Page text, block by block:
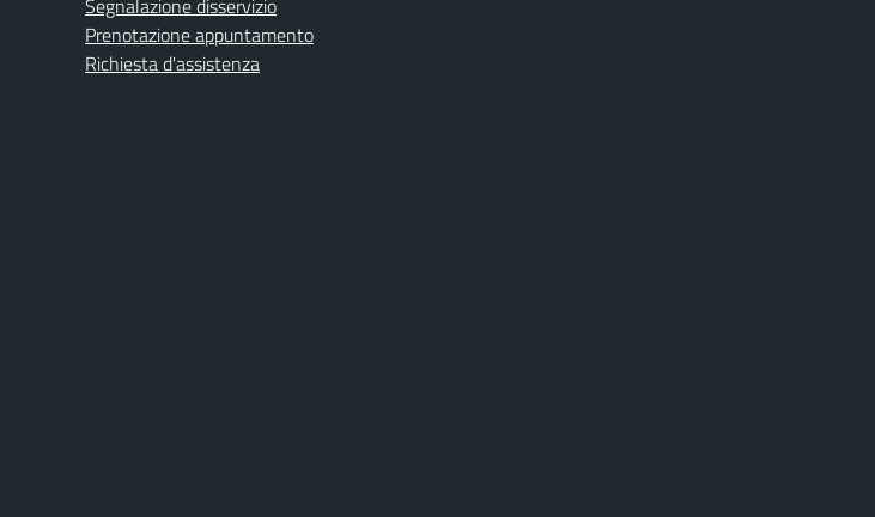
Segnalazione disservizio
Prenotazione appuntamento
Richiesta d'assistenza